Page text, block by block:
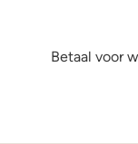
Betaal voor